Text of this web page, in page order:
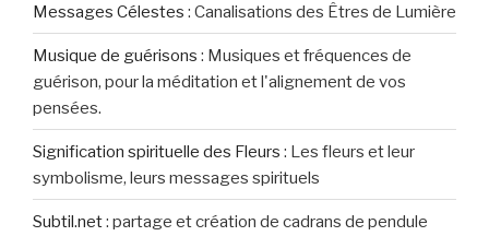
Messages Célestes : Canalisations des Êtres de Lumière
Musique de guérisons : Musiques et fréquences de
guérison, pour la méditation et l'alignement de vos
pensées.
Signification spirituelle des Fleurs : Les fleurs et leur
symbolisme, leurs messages spirituels
Subtil.net: partage et création de cadrans de pendule